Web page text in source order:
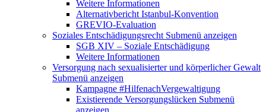
Weitere Informationen
Alternativbericht Istanbul-Konvention
GREVIO-Evaluation
Soziales Entschädigungsrecht Submenü anzeigen
SGB XIV – Soziale Entschädigung
Weitere Informationen
Versorgung nach sexualisierter und körperlicher Gewalt
Submenü anzeigen
Kampagne #HilfenachVergewaltigung
Existierende Versorgungslücken Submenü
anzeigen